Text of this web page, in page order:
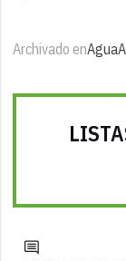
Archivado enAgua